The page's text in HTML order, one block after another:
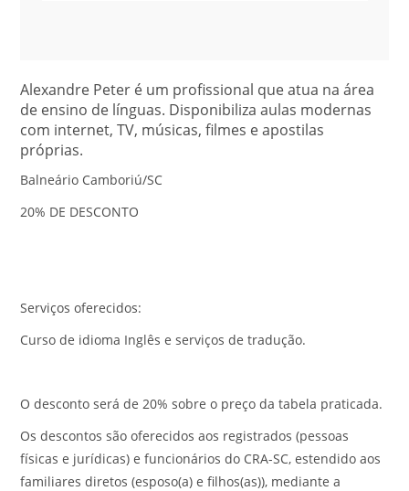
Alexandre Peter é um profissional que atua na área
de ensino de línguas. Disponibiliza aulas modernas
com internet, TV, músicas, filmes e apostilas
próprias.
Balneário Camboriú/SC
20% DE DESCONTO
Serviços oferecidos:
Curso de idioma Inglês e serviços de tradução.
O desconto será de 20% sobre o preço da tabela praticada.
Os descontos são oferecidos aos registrados (pessoas
físicas e jurídicas) e funcionários do CRA-SC, estendido aos
familiares diretos (esposo(a) e filhos(as)), mediante a